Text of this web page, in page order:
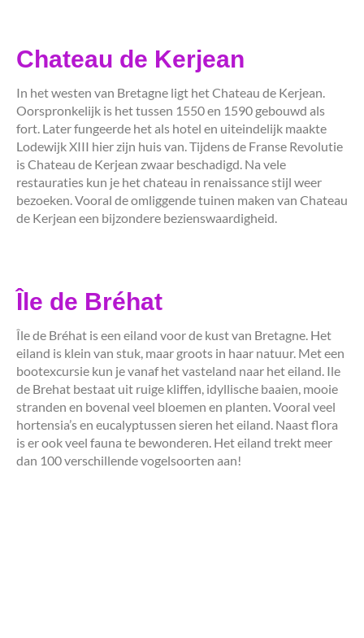
Chateau de Kerjean
In het westen van Bretagne ligt het Chateau de Kerjean.
Oorspronkelijk is het tussen 1550 en 1590 gebouwd als
fort. Later fungeerde het als hotel en uiteindelijk maakte
Lodewijk XIII hier zijn huis van. Tijdens de Franse Revolutie
is Chateau de Kerjean zwaar beschadigd. Na vele
restauraties kun je het chateau in renaissance stijl weer
bezoeken. Vooral de omliggende tuinen maken van Chateau
de Kerjean een bijzondere bezienswaardigheid.
Île de Bréhat
Île de Bréhat is een eiland voor de kust van Bretagne. Het
eiland is klein van stuk, maar groots in haar natuur. Met een
bootexcursie kun je vanaf het vasteland naar het eiland. Ile
de Brehat bestaat uit ruige kliffen, idyllische baaien, mooie
stranden en bovenal veel bloemen en planten. Vooral veel
hortensia’s en eucalyptussen sieren het eiland. Naast flora
is er ook veel fauna te bewonderen. Het eiland trekt meer
dan 100 verschillende vogelsoorten aan!